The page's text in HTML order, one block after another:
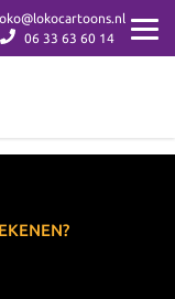
06 33 63 60 14